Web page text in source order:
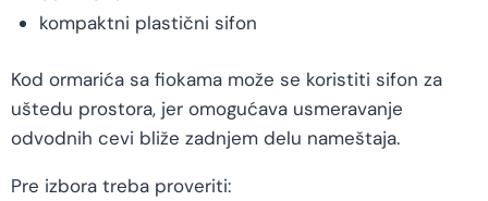
kompaktni plastični sifon
Kod ormarića sa fiokama može se koristiti sifon za
uštedu prostora, jer omogućava usmeravanje
odvodnih cevi bliže zadnjem delu nameštaja.
Pre izbora treba proveriti: